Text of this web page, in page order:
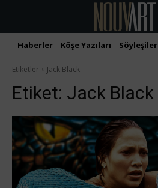
Haberler Köşe Yazıları Söyleşiler
Etiketler Jack Black
Etiket: Jack Black